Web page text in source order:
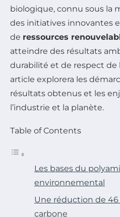
biologique, connu sous la
des initiatives innovantes
de ressources
atteindre des résultats
durabilité et de respect de
article explorera les
résultats obtenus et les
l’industrie et la planète.
Table of Contents
Les bases du
environnemental
Une réduction de 46
carbone